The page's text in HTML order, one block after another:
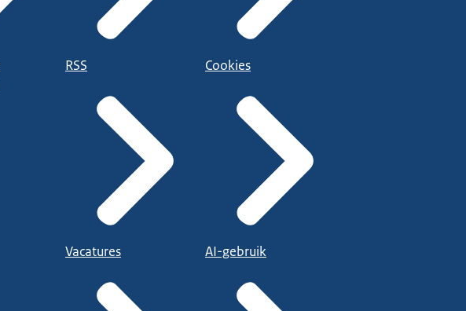
RSS
Vacatures
Cookies
AI-gebruik